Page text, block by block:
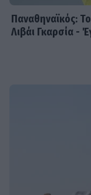
Παναθηναϊκός:
Λιβάι Γκαρσία -